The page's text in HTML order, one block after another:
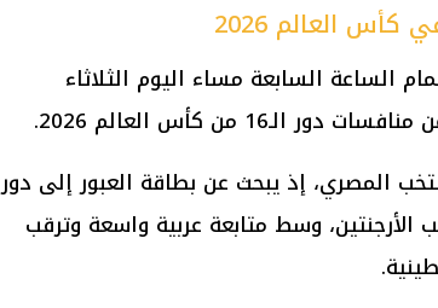
العالم 2026
الساعة السابعة مساء اليوم الثلاثاء
دور الـ16 من
كأس العالم 2026
.
المصري، إذ يبحث عن بطاقة العبور إلى دور
الأرجنتين، وسط متابعة عربية واسعة وترقب